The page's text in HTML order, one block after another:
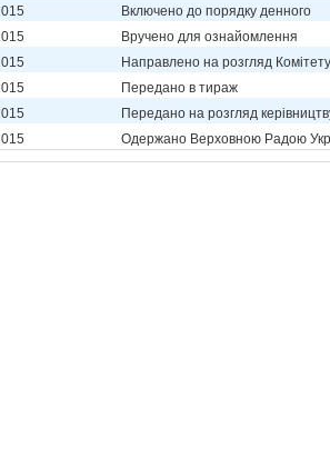
Включено до порядку денного
Вручено для ознайомлення
Направлено на розгляд Комітету
Передано в тираж
Передано на розгляд
Одержано Верховною Радою